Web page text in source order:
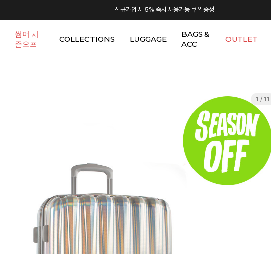
신규가입 시 5% 즉시 사용가능 쿠폰 증정
썸머 시
즌오프
COLLECTIONS LUGGAGE
BAGS &
ACC
OUTLET
1 / 11